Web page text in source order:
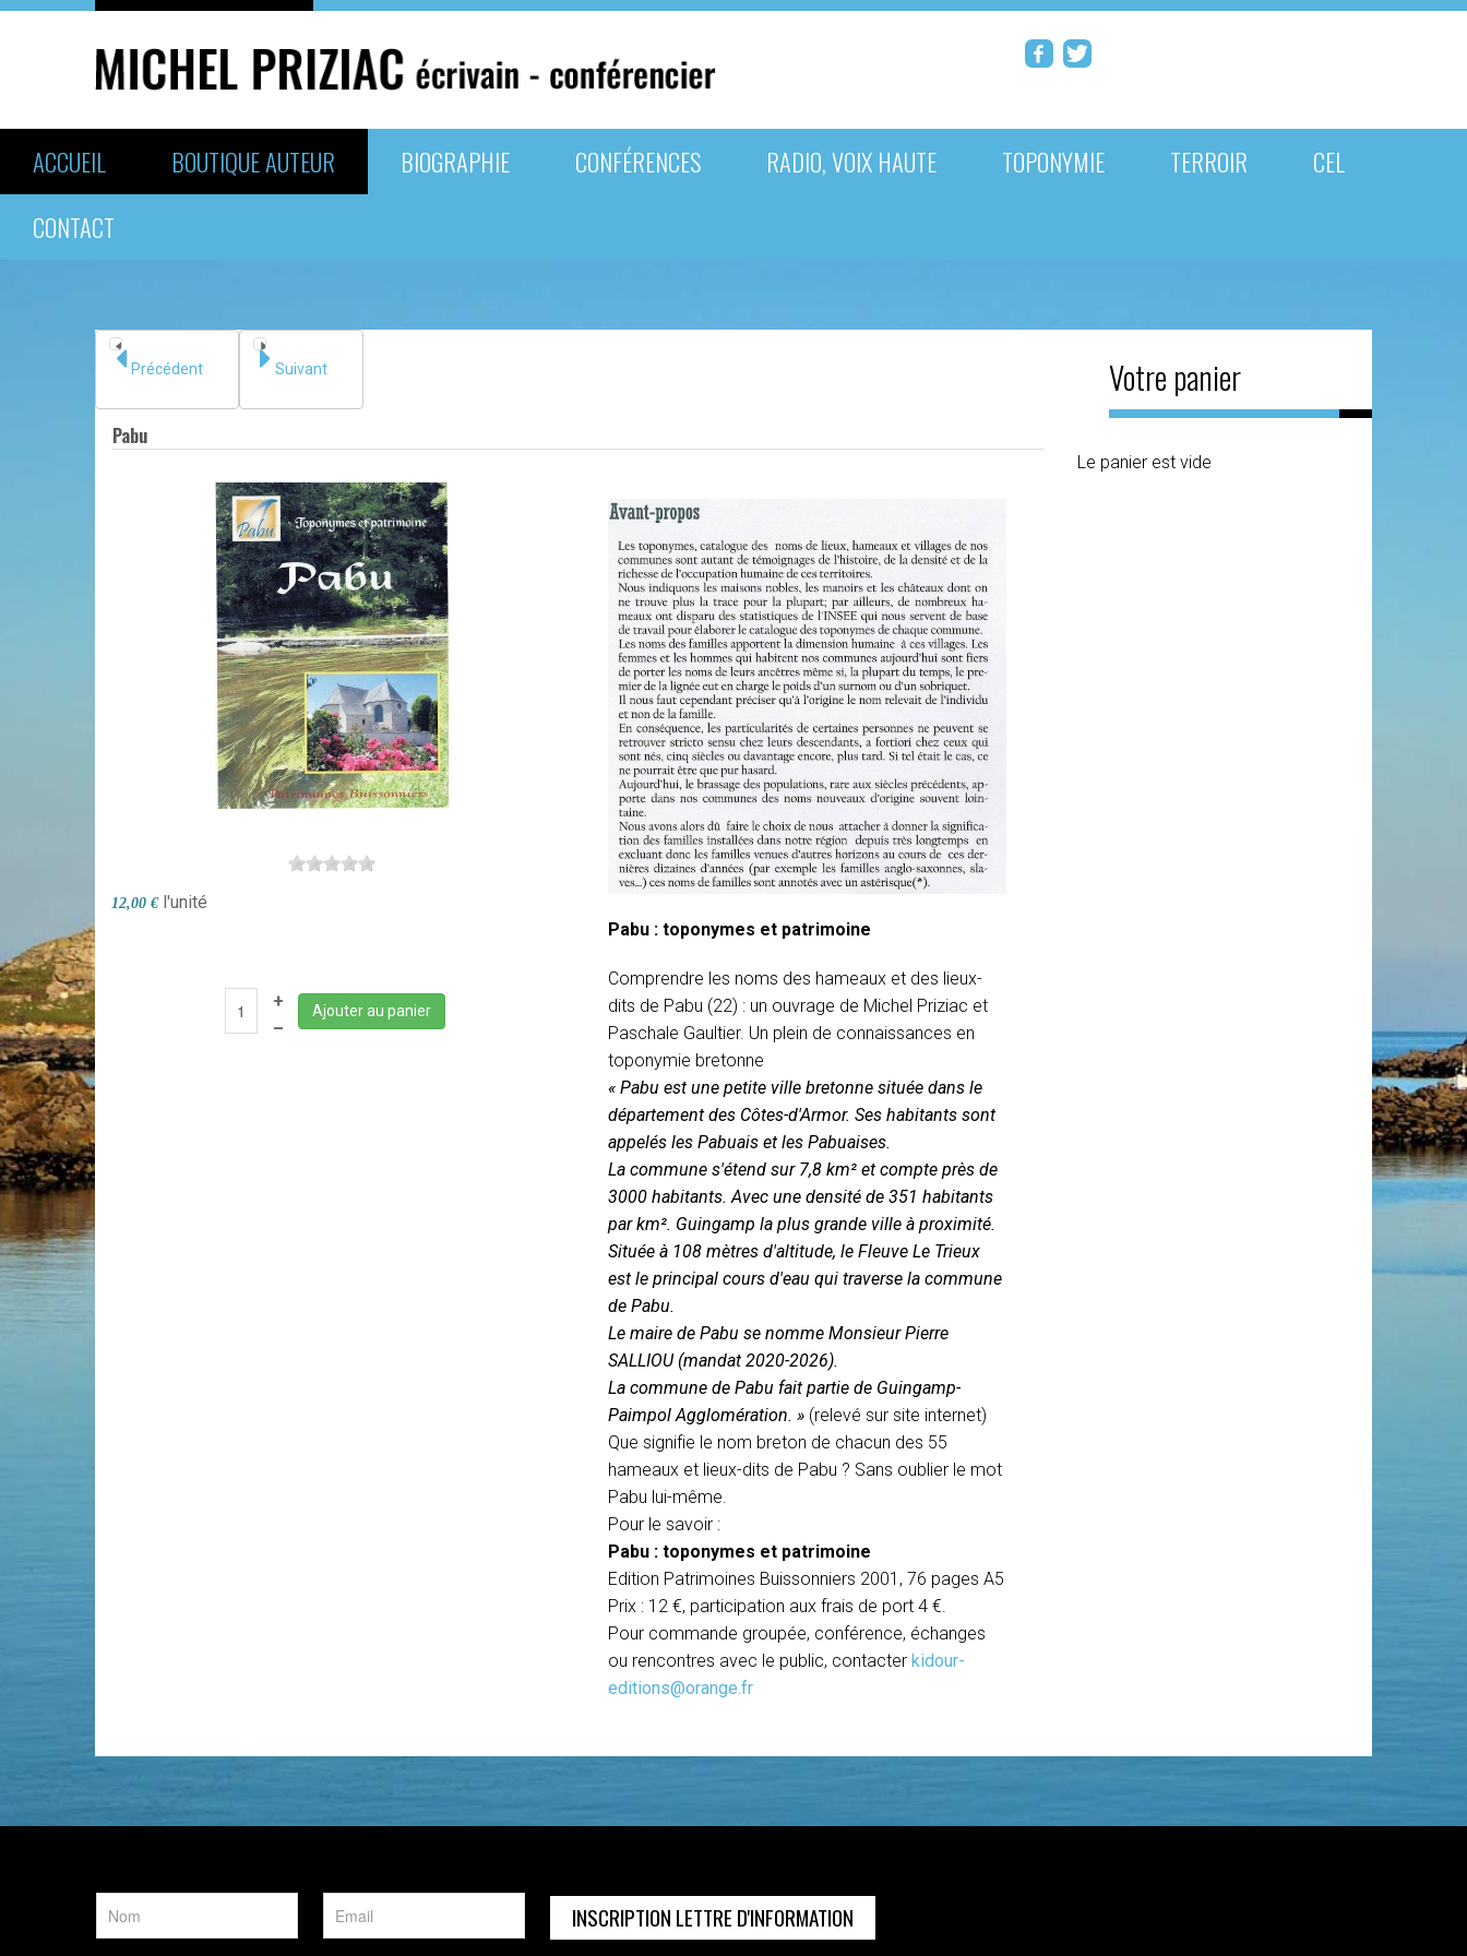
ACCUEIL BOUTIQUE AUTEUR BIOGRAPHIE CONFÉRENCES RADIO, VOIX HAUTE TOPONYMIE TERROIR
CEL
CONTACT
Précédent Suivant
Pabu
12,00 € l'unité
+
–
Ajouter au panier
Pabu : toponymes et patrimoine
Comprendre les noms des hameaux et des lieux-
dits de Pabu (22) : un ouvrage de Michel Priziac et
Paschale Gaultier. Un plein de connaissances en
toponymie bretonne
« Pabu est une petite ville bretonne située dans le
département des Côtes-d'Armor. Ses habitants sont
appelés les Pabuais et les Pabuaises.
La commune s'étend sur 7,8 km² et compte près de
3000 habitants. Avec une densité de 351 habitants
par km². Guingamp la plus grande ville à proximité.
Située à 108 mètres d'altitude, le Fleuve Le Trieux
est le principal cours d'eau qui traverse la commune
de Pabu.
Le maire de Pabu se nomme Monsieur Pierre
SALLIOU (mandat 2020-2026).
La commune de Pabu fait partie de Guingamp-
Paimpol Agglomération. »(relevé sur site internet)
Que signifie le nom breton de chacun des 55
hameaux et lieux-dits de Pabu ? Sans oublier le mot
Pabu lui-même.
Pour le savoir :
Pabu : toponymes et patrimoine
Edition Patrimoines Buissonniers 2001, 76 pages A5
Prix : 12 €, participation aux frais de port 4 €.
Pour commande groupée, conférence, échanges
ou rencontres avec le public, contacter kidour-
editions@orange.fr
Votre panier
Le panier est vide